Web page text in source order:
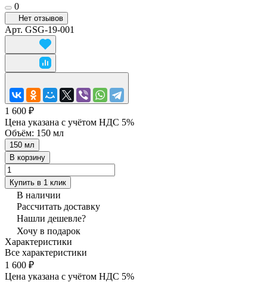
0
Нет отзывов
Арт. GSG-19-001
1 600 ₽
Цена указана с учётом НДС 5%
Объём: 150 мл
150 мл
В корзину
Купить в 1 клик
В наличии
Рассчитать доставку
Нашли дешевле?
Хочу в подарок
Характеристики
Все характеристики
1 600 ₽
Цена указана с учётом НДС 5%